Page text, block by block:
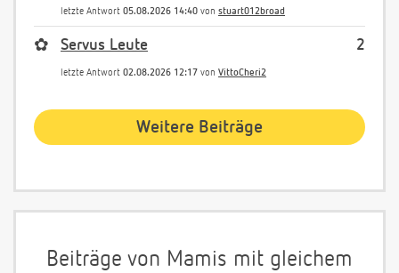
letzte Antwort 05.08.2026 14:40 von stuart012broad
2
✿ Servus Leute
letzte Antwort 02.08.2026 12:17 von VittoCheri2
Weitere Beiträge
Beiträge von Mamis mit gleichem